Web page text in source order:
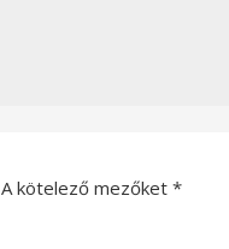
A kötelező mezőket *